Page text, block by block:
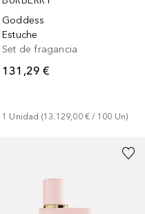
Goddess
Estuche
Set de fragancia
131,29 €
1 Unidad (13.129,00 € / 100 Un)